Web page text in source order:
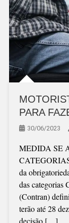
PARA
30/06/2023
MEDIDA SE
da
das categorias
(Contran)
terão até 28
decisão […]